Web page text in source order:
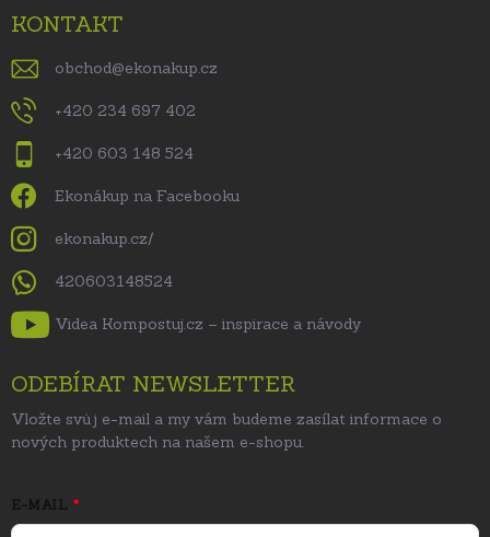
KONTAKT
obchod@ekonakup.cz
+420 234 697 402
+420 603 148 524
Ekonákup na Facebooku
ekonakup.cz/
420603148524
Videa Kompostuj.cz – inspirace a návody
ODEBÍRAT NEWSLETTER
Vložte svůj e-mail a my vám budeme zasílat informace o
nových produktech na našem e-shopu.
E-MAIL